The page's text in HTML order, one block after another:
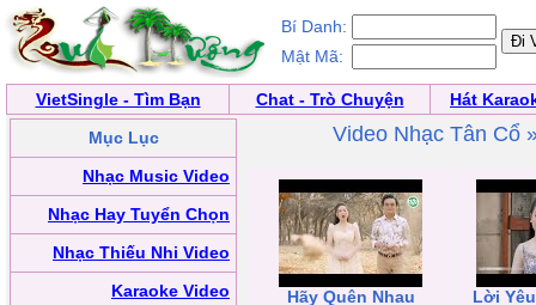
Bí Danh:
Mật Mã:
VietSingle - Tìm Bạn Chat - Trò Chuyện
Hát
Mục Lục
Nhạc Music Video
Nhạc Hay Tuyển Chọn
Nhạc Thiếu Nhi Video
Karaoke Video
Video Nhạc Tân Cổ
Hãy Quên Nhau
Lời